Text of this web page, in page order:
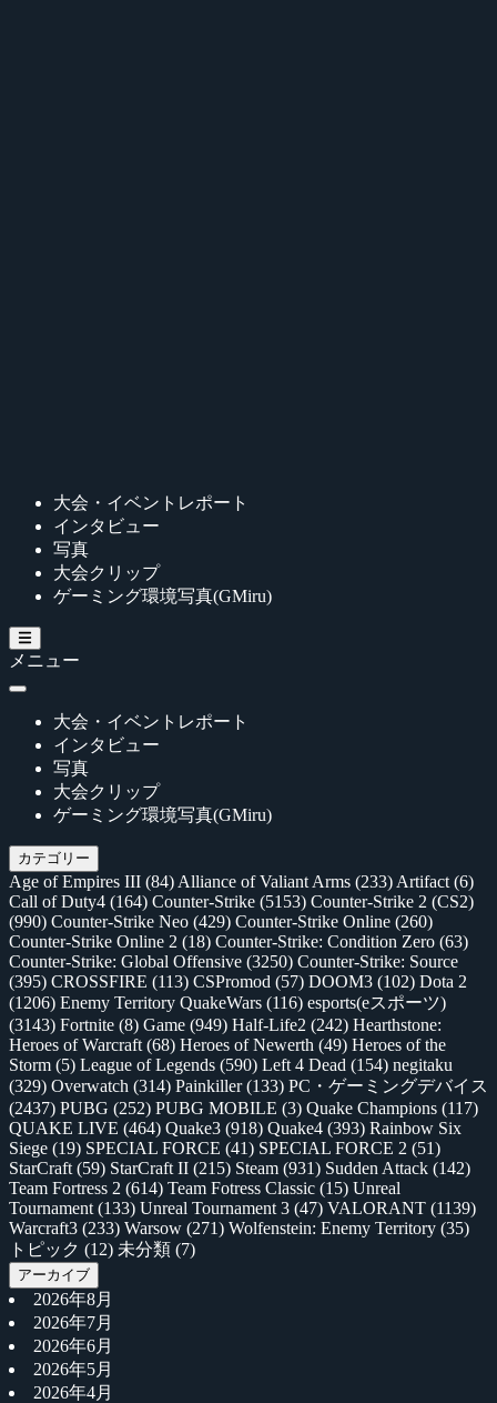
大会・イベントレポート
インタビュー
写真
大会クリップ
ゲーミング環境写真(GMiru)
メニュー
大会・イベントレポート
インタビュー
写真
大会クリップ
ゲーミング環境写真(GMiru)
カテゴリー
Age of Empires III (84) Alliance of Valiant Arms (233) Artifact (6)
Call of Duty4 (164) Counter-Strike (5153) Counter-Strike 2 (CS2)
(990) Counter-Strike Neo (429) Counter-Strike Online (260)
Counter-Strike Online 2 (18) Counter-Strike: Condition Zero (63)
Counter-Strike: Global Offensive (3250) Counter-Strike: Source
(395) CROSSFIRE (113) CSPromod (57) DOOM3 (102) Dota 2
(1206) Enemy Territory QuakeWars (116) esports(eスポーツ)
(3143) Fortnite (8) Game (949) Half-Life2 (242) Hearthstone:
Heroes of Warcraft (68) Heroes of Newerth (49) Heroes of the
Storm (5) League of Legends (590) Left 4 Dead (154) negitaku
(329) Overwatch (314) Painkiller(133) PC・ゲーミングデバイス
(2437) PUBG (252) PUBG MOBILE (3) Quake Champions (117)
QUAKE LIVE (464) Quake3 (918) Quake4 (393) Rainbow Six
Siege (19) SPECIAL FORCE (41) SPECIAL FORCE 2 (51)
StarCraft (59) StarCraft II (215) Steam (931) Sudden Attack (142)
Team Fortress 2 (614) Team Fotress Classic (15) Unreal
Tournament (133) Unreal Tournament 3 (47) VALORANT (1139)
Warcraft3 (233) Warsow (271) Wolfenstein: Enemy Territory (35)
トピック (12) 未分類 (7)
アーカイブ
2026年8月
2026年7月
2026年6月
2026年5月
2026年4月